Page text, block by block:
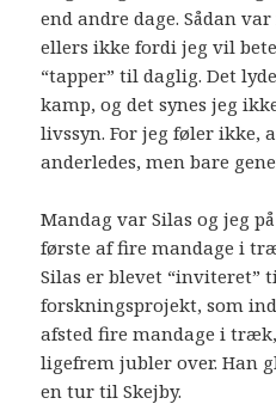
end andre dage. Sådan
ellers ikke fordi jeg vil
“tapper” til daglig. Det
kamp, og det synes jeg
livssyn. For jeg føler
anderledes, men bare
Mandag var Silas og jeg
første af fire mandage i
Silas er blevet “inviteret”
forskningsprojekt, som
afsted fire mandage i
ligefrem jubler over. Han
en tur til Skejby.